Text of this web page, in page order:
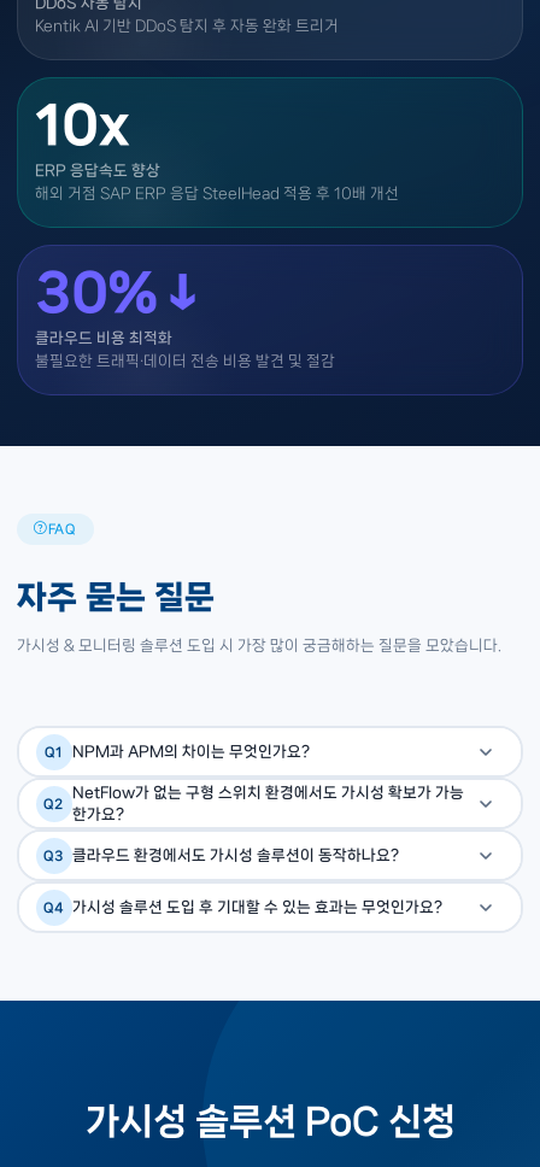
Kentik AI 기반 DDoS 탐지 후 자동 완화 트리거
10x
ERP 응답속도 향상
해외 거점 SAP ERP 응답 SteelHead 적용 후 10배 개선
30%↓
클라우드 비용 최적화
불필요한 트래픽·데이터 전송 비용 발견 및 절감
FAQ
자주 묻는 질문
가시성 & 모니터링 솔루션 도입 시 가장 많이 궁금해하는 질문을 모았습니다.
Q1 NPM과 APM의 차이는 무엇인가요?
A
NPM(Network Performance Monitoring)은 네트워크
인프라(스위치, 라우터, WAN 링크)의 성능을 모니터링합니다.
APM(Application Performance Monitoring)은 애플리
케이션 응답시간, 에러율, 사용자 경험을 측정합니다. 완전한 가
시성을 위해 NPM과 APM을 함께 구축하는 것이 권장됩니다.
Q2
NetFlow가 없는 구형 스위치 환경에서도 가시성 확보가 가능
한가요?
A
SPAN(포트 미러링) 방식으로 패킷을 수집하거나, 스위치 앞
Riverbed Monitoring은 NetFlow, SPAN, 패킷 캡처 방식
을 모두 지원합니다.
Q3 클라우드 환경에서도 가시성 솔루션이 동작하나요?
A
네. Kentik과 Riverbed Monitoring 모두 AWS VPC
Q4 가시성 솔루션 도입 후 기대할 수 있는 효과는 무엇인가요?
불필요한 대역폭·클라우드 비용을 발견하여 비용 절감으로도
가시성 솔루션 PoC 신청